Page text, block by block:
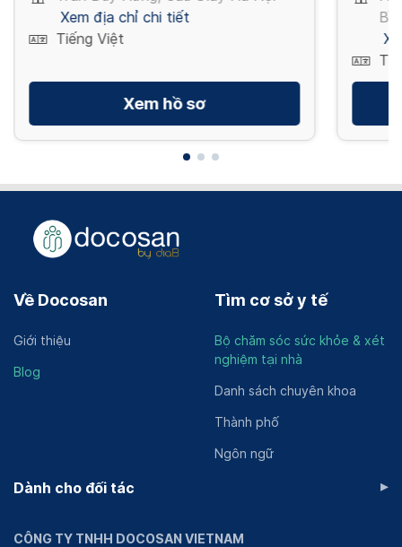
Xem địa chỉ chi tiết
Tiếng Việt
Xem hồ sơ
Về Docosan
Giới thiệu
Blog
Tìm cơ sở y tế
Bộ chăm sóc sức khỏe & xét
nghiệm tại nhà
Danh sách chuyên khoa
Thành phố
Ngôn ngữ
Dành cho đối tác ▸
CÔNG TY TNHH DOCOSAN VIETNAM